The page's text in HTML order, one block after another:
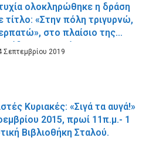
ολοκληρώθηκε η δράση
τίτλο: «Στην πόλη τριγυρνώ,
στο πλαίσιο της
Κινητικότητας 2019.
Σεπτεμβρίου 2019
Κυριακές: «Σιγά τα αυγά!»
2015, πρωί 11π.μ.- 1
Βιβλιοθήκη Σταλού.